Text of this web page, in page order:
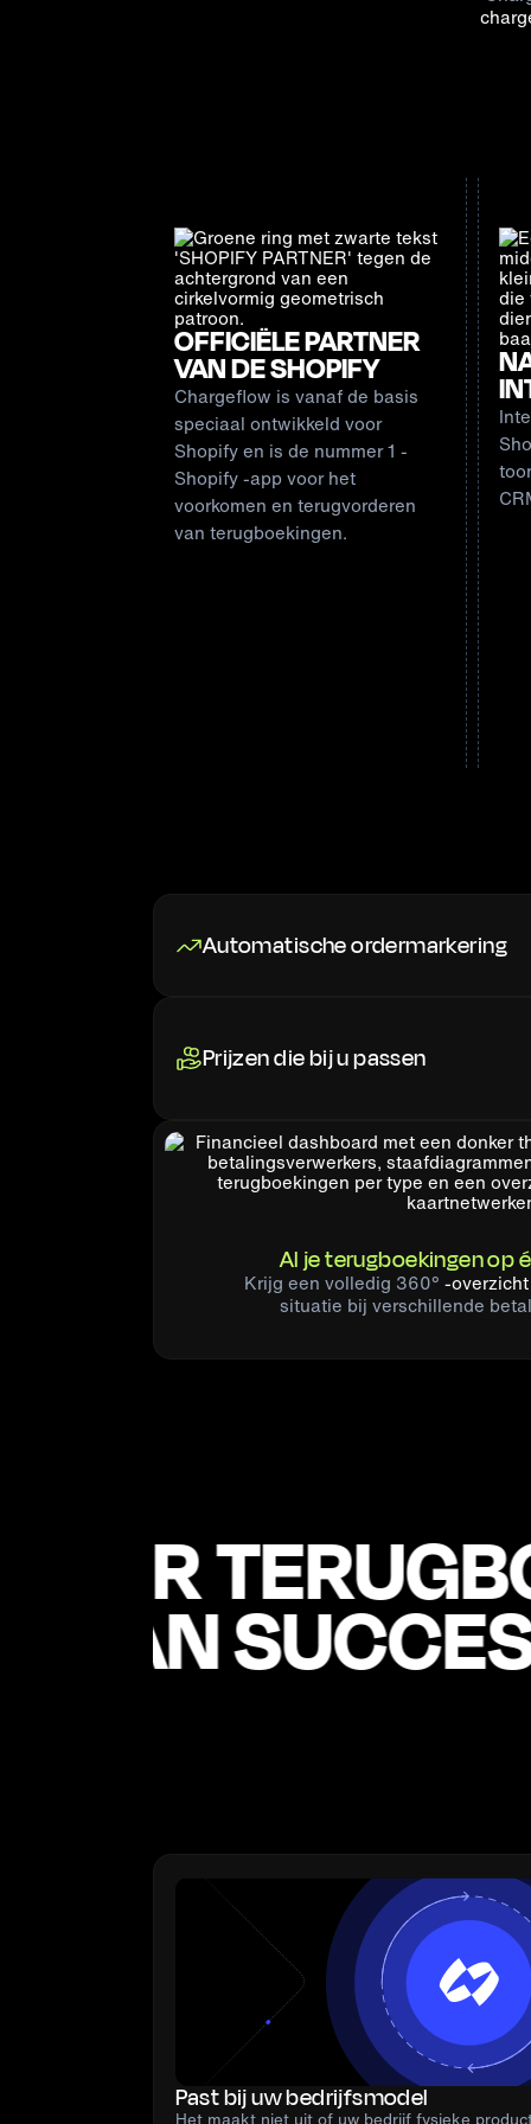
OFFICIËLE PARTNER
VAN DE SHOPIFY
Chargeflow isvanaf de basis
speciaalontwikkeldvoor
Shopifyen is de nummer 1-
Shopify -appvoor het
voorkomen en terugvorderen
van terugboekingen.
Automatische ordermarkering
Prijzen die bij u passen
Al je terugboekingen op
Krijg eenvolledig 360°-overzicht
situatie bij verschillende
VAN
Past bij uw bedrijfsmodel